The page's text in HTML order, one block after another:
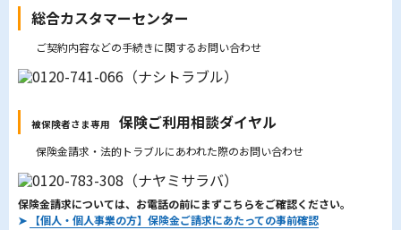
総合カスタマーセンター
ご契約内容などの手続きに関するお問い合わせ
被保険者さま専用 保険ご利用相談ダイヤル
保険金請求・法的トラブルにあわれた際のお問い合わせ
保険金請求については、お電話の前にまずこちらをご確認ください。
➤
【個人・個人事業の方】保険金ご請求にあたっての事前確認